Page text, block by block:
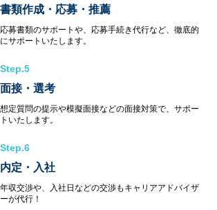
書類作成・応募・推薦
応募書類のサポートや、応募手続き代行など、徹底的
にサポートいたします。
Step.5
面接・選考
想定質問の提示や模擬面接などの面接対策で、サポー
トいたします。
Step.6
内定・入社
年収交渉や、入社日などの交渉もキャリアアドバイザ
ーが代行！